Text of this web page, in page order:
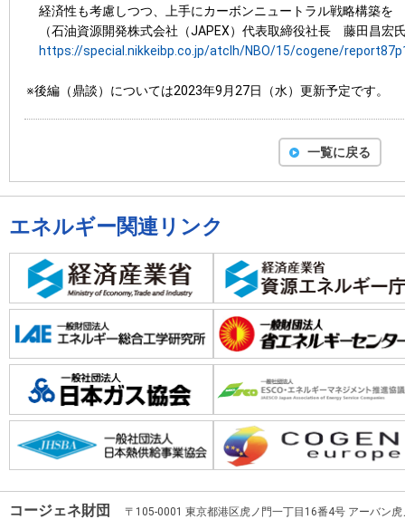
経済性も考慮しつつ、上手にカーボンニュートラル戦略構築を
（石油資源開発株式会社（JAPEX）代表取締役社長 藤田昌宏
https://special.nikkeibp.co.jp/atclh/NBO/15/cogene/
※後編（鼎談）については2023年9月27日（水）更新予定です。
一覧に戻る
エネルギー関連リンク
コージェネ財団 〒105-0001 東京都港区虎ノ門一丁目16番4号 アーバン